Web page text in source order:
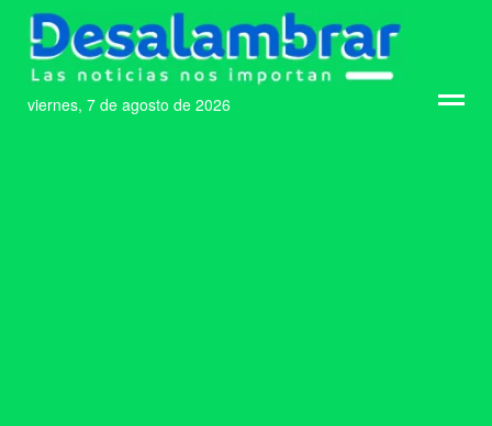
viernes, 7 de agosto de 2026